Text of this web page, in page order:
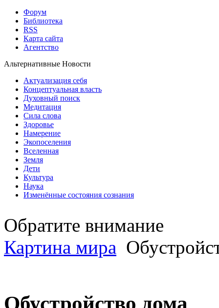
Форум
Библиотека
RSS
Карта сайта
Агентство
Альтернативные Новости
Актуализация себя
Концептуальная власть
Духовный поиск
Медитация
Сила слова
Здоровье
Намерение
Экопоселения
Вселенная
Земля
Дети
Культура
Наука
Изменённые состояния сознания
Обратите внимание
Картина мира
Обустройство дома